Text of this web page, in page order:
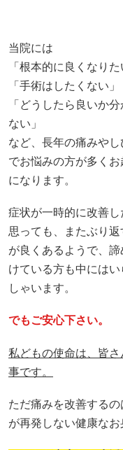
当院には
「根本的に良くなりた
「手術はしたくない」
「どうしたら良いか分
ない」
など、長年の痛みやし
でお悩みの方が多くお
になります。
症状が一時的に改善し
思っても、またぶり返
が良くあるようで、諦
けている方も中にはい
しゃいます。
でもご安心下さい。
私どもの使命は、皆
事です。
ただ痛みを改善する
が再発しない健康なお